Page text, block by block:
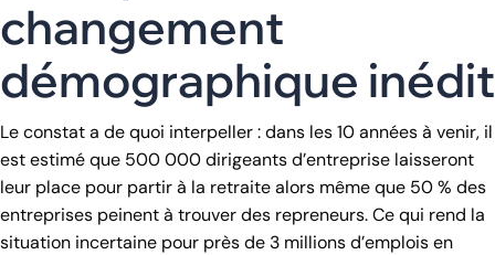
changement
démographique inédit
Le constat a de quoi interpeller : dans les 10 années à venir, il
est estimé que 500 000 dirigeants d’entreprise laisseront
leur place pour partir à la retraite alors même que 50 % des
entreprises peinent à trouver des repreneurs. Ce qui rend la
situation incertaine pour près de 3 millions d’emplois en